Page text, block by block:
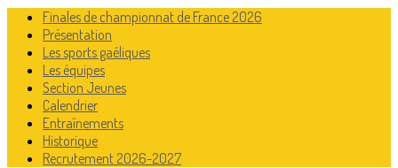
Finales de championnat de France 2026
Présentation
Les sports gaéliques
Les équipes
Section Jeunes
Calendrier
Entraînements
Historique
Recrutement 2026-2027